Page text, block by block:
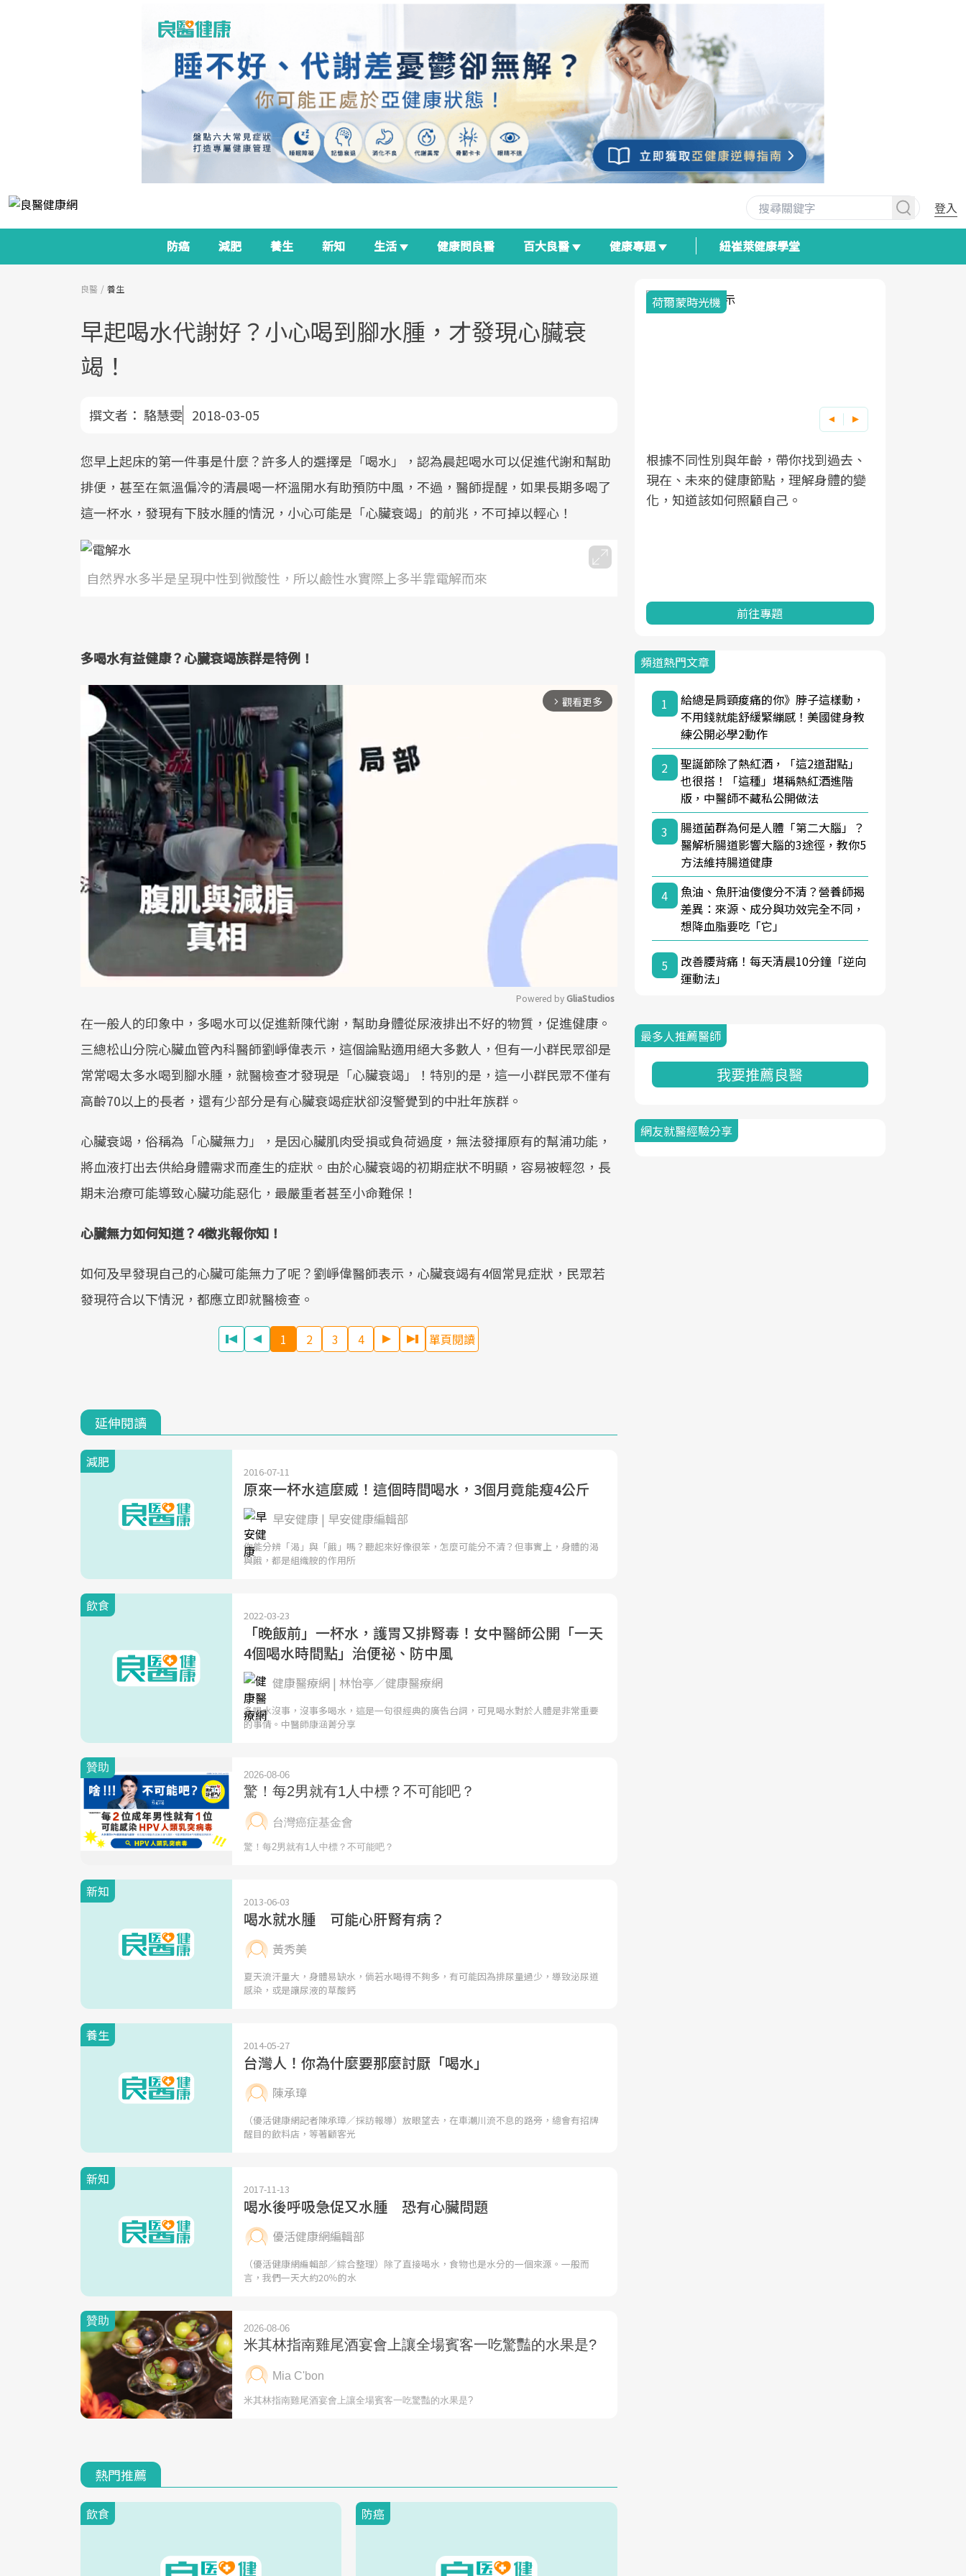
登入
防癌 減肥 養生 新知 生活 健康問良醫 百大良醫 健康專題 紐崔萊健康學堂
良醫 養生
早起喝水代謝好？小心喝到腳水腫，才發現心臟衰
竭！
撰文者： 駱慧雯 2018-03-05
您早上起床的第一件事是什麼？許多人的選擇是「喝水」，認為晨起喝水可以促進代謝和幫助
排便，甚至在氣溫偏冷的清晨喝一杯溫開水有助預防中風，不過，醫師提醒，如果長期多喝了
這一杯水，發現有下肢水腫的情況，小心可能是「心臟衰竭」的前兆，不可掉以輕心！
自然界水多半是呈現中性到微酸性，所以鹼性水實際上多半靠電解而來
多喝水有益健康？心臟衰竭族群是特例！
arrow_forward_ios 觀看更多
Mute
Powered by GliaStudios
在一般人的印象中，多喝水可以促進新陳代謝，幫助身體從尿液排出不好的物質，促進健康。
三總松山分院心臟血管內科醫師劉崢偉表示，這個論點適用絕大多數人，但有一小群民眾卻是
常常喝太多水喝到腳水腫，就醫檢查才發現是「心臟衰竭」！特別的是，這一小群民眾不僅有
高齡70以上的長者，還有少部分是有心臟衰竭症狀卻沒警覺到的中壯年族群。
心臟衰竭，俗稱為「心臟無力」，是因心臟肌肉受損或負荷過度，無法發揮原有的幫浦功能，
將血液打出去供給身體需求而產生的症狀。由於心臟衰竭的初期症狀不明顯，容易被輕忽，長
期未治療可能導致心臟功能惡化，最嚴重者甚至小命難保！
心臟無力如何知道？4徵兆報你知！
如何及早發現自己的心臟可能無力了呢？劉崢偉醫師表示，心臟衰竭有4個常見症狀，民眾若
發現符合以下情況，都應立即就醫檢查。
1 2 3 4 單頁閱讀
延伸閱讀
減肥
2016-07-11
原來一杯水這麼威！這個時間喝水，3個月竟能瘦4公斤
早安健康 | 早安健康編輯部
你能分辨「渴」與「餓」嗎？聽起來好像很笨，怎麼可能分不清？但事實上，身體的渴
與餓，都是組織胺的作用所
飲食
2022-03-23
「晚飯前」一杯水，護胃又排腎毒！女中醫師公開「一天
4個喝水時間點」治便祕、防中風
健康醫療網 | 林怡亭／健康醫療網
多喝水沒事，沒事多喝水，這是一句很經典的廣告台詞，可見喝水對於人體是非常重要
的事情。中醫師康涵菁分享
新知
2013-06-03
喝水就水腫 可能心肝腎有病？
黃秀美
夏天流汗量大，身體易缺水，倘若水喝得不夠多，有可能因為排尿量過少，導致泌尿道
感染，或是讓尿液的草酸鈣
養生
2014-05-27
台灣人！你為什麼要那麼討厭「喝水」
陳承璋
（優活健康網記者陳承璋／採訪報導）放眼望去，在車潮川流不息的路旁，總會有招牌
醒目的飲料店，等著顧客光
新知
2017-11-13
喝水後呼吸急促又水腫 恐有心臟問題
優活健康網編輯部
（優活健康網編輯部／綜合整理）除了直接喝水，食物也是水分的一個來源。一般而
言，我們一天大約20％的水
熱門推薦
飲食 防癌
面對超高齡社會的浪潮，台灣正在快速
邁向「健康照護」的新時代。隨著國家
政策如「健康台灣推動委員會」與「長
照3.0」的推進，「預防醫學」已成全民
療院所的服務，更是民眾了解自身健康
狀況、啟動健康管理的重要起點。
2025年，就到良醫生活祭體驗「一站式
健康新生活」，從講座、體驗到運動，
全面啟動你的健康革命！
良醫健康網從「換季的身體變化」出
發，透過醫學觀點與日常感受的對話，
建立對亞健康的認知，進而引導實際的
改善行動。
荷爾蒙時光機
根據不同性別與年齡，帶你找到過去、
現在、未來的健康節點，理解身體的變
化，知道該如何照顧自己。
前往專題
頻道熱門文章
1
給總是肩頸痠痛的你》脖子這樣動，
不用錢就能舒緩緊繃感！美國健身教
練公開必學2動作
2
聖誕節除了熱紅酒，「這2道甜點」
也很搭！「這種」堪稱熱紅酒進階
版，中醫師不藏私公開做法
3
腸道菌群為何是人體「第二大腦」？
醫解析腸道影響大腦的3途徑，教你5
方法維持腸道健康
4
魚油、魚肝油傻傻分不清？營養師揭
差異：來源、成分與功效完全不同，
想降血脂要吃「它」
5
改善腰背痛！每天清晨10分鐘「逆向
運動法」
最多人推薦醫師
我要推薦良醫
網友就醫經驗分享